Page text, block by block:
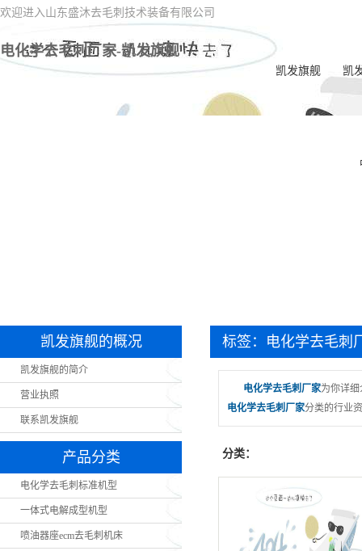
欢迎进入山东盛沐去毛刺技术装备有限公司
电化学去毛刺厂家-凯发旗舰
凯发旗舰 凯
一
毛
一
凯发旗舰的概况
凯发旗舰的简介
营业执照
联系凯发旗舰
产品分类
电化学去毛刺标准机型
一体式电解成型机型
喷油器座ecm去毛刺机床
标签：电化学去毛刺
电化学去毛刺厂家为你详细
电化学去毛刺厂家分类的行业
分类：